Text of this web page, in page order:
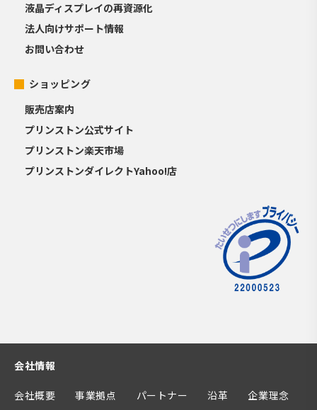
液晶ディスプレイの再資源化
法人向けサポート情報
お問い合わせ
ショッピング
販売店案内
プリンストン公式サイト
プリンストン楽天市場
プリンストンダイレクトYahoo!店
会社情報
会社概要 事業拠点 パートナー 沿革 企業理念